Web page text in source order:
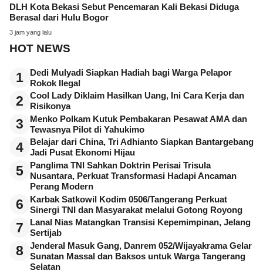
DLH Kota Bekasi Sebut Pencemaran Kali Bekasi Diduga
Berasal dari Hulu Bogor
3 jam yang lalu
HOT NEWS
1
Dedi Mulyadi Siapkan Hadiah bagi Warga Pelapor
Rokok Ilegal
2
Cool Lady Diklaim Hasilkan Uang, Ini Cara Kerja dan
Risikonya
3
Menko Polkam Kutuk Pembakaran Pesawat AMA dan
Tewasnya Pilot di Yahukimo
4
Belajar dari China, Tri Adhianto Siapkan Bantargebang
Jadi Pusat Ekonomi Hijau
5
Panglima TNI Sahkan Doktrin Perisai Trisula
Nusantara, Perkuat Transformasi Hadapi Ancaman
Perang Modern
6
Karbak Satkowil Kodim 0506/Tangerang Perkuat
Sinergi TNI dan Masyarakat melalui Gotong Royong
7
Lanal Nias Matangkan Transisi Kepemimpinan, Jelang
Sertijab
8
Jenderal Masuk Gang, Danrem 052/Wijayakrama Gelar
Sunatan Massal dan Baksos untuk Warga Tangerang
Selatan